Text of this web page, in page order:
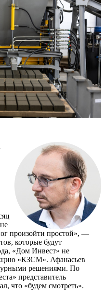
произойти простой», —
которые будут
«Дом Инвест» не
«КЗСМ». Афанасьев
решениями. По
представитель
что «будем смотреть».